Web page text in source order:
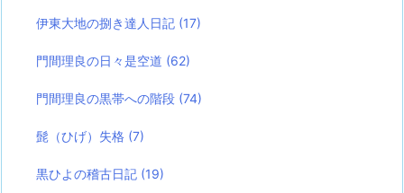
伊東大地の捌き達人日記 (17)
門間理良の日々是空道 (62)
門間理良の黒帯への階段 (74)
髭（ひげ）失格 (7)
黒ひよの稽古日記 (19)